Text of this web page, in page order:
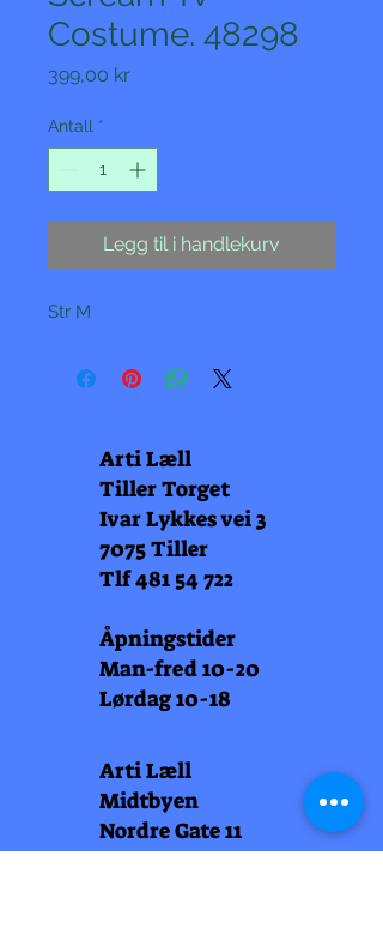
Costume. 48298
399,00 krPris
Antall *
Legg til i handlekurv
Str M
Arti Læll
Tiller Torget
Ivar Lykkes vei 3
7075 Tiller
Tlf481 54 722
Åpningstider
Man-fred 10-20
Lørdag 10-18
Arti Læll
Midtbyen
Nordre Gate 11
7011 Trondheim